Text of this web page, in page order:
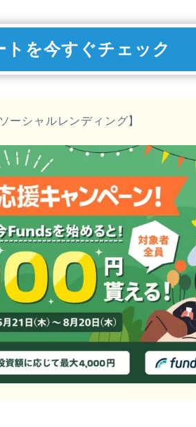
を今すぐチェック
ーシャルレンディング】